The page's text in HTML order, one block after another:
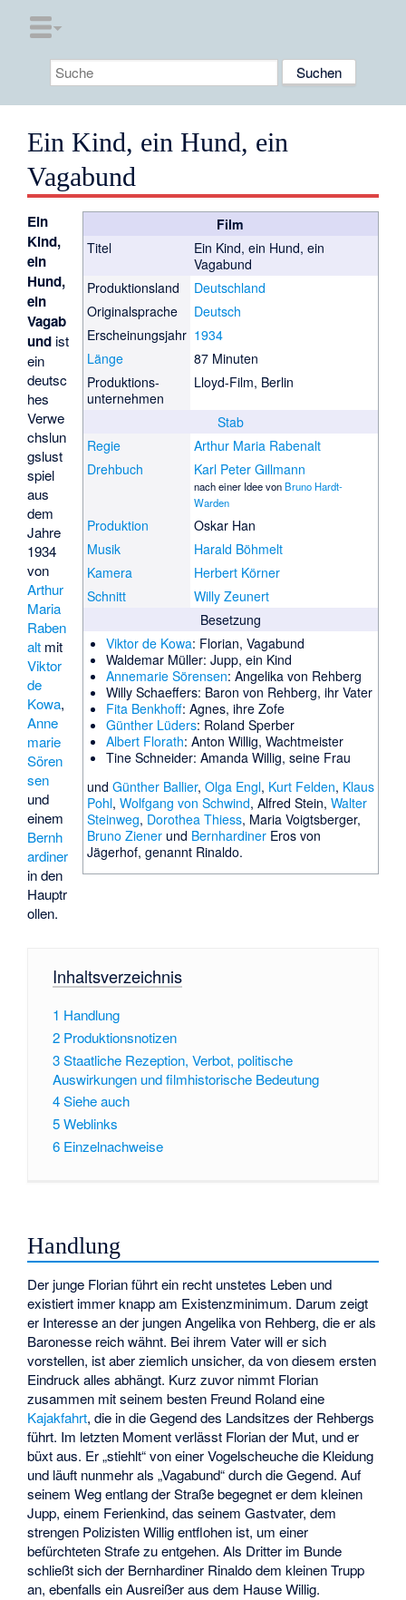
Ein Kind, ein Hund, ein
Vagabund
Film
Titel
Ein Kind, ein Hund, ein
Vagabund
Produktionsland
Deutschland
Originalsprache
Deutsch
Erscheinungsjahr 1934
Länge
87 Minuten
Produktions­
unternehmen
Lloyd-Film, Berlin
Stab
Regie
Arthur Maria Rabenalt
Drehbuch
Karl Peter Gillmann
nach einer Idee vonBruno Hardt-
Warden
Produktion
Oskar Han
Musik
Harald Böhmelt
Kamera
Herbert Körner
Schnitt
Willy Zeunert
Besetzung
Viktor de Kowa: Florian, Vagabund
Waldemar Müller: Jupp, ein Kind
Annemarie Sörensen: Angelika von Rehberg
Willy Schaeffers: Baron von Rehberg, ihr Vater
Fita Benkhoff: Agnes, ihre Zofe
Günther Lüders: Roland Sperber
Albert Florath: Anton Willig, Wachtmeister
Tine Schneider: Amanda Willig, seine Frau
und Günther Ballier, Olga Engl, Kurt Felden, Klaus
Pohl, Wolfgang von Schwind, Alfred Stein, Walter
Steinweg, Dorothea Thiess, Maria Voigtsberger,
Bruno Zienerund BernhardinerEros von
Jägerhof, genannt Rinaldo.
Ein
Kind,
ein
Hund,
ein
Vagab
und ist
ein
deutsc
hes
Verwe
chslun
gslust
spiel
aus
dem
Jahre
1934
von
Arthur
Maria
Raben
alt mit
Viktor
de
Kowa,
Anne
marie
Sören
sen
und
einem
Bernh
ardiner
in den
Hauptr
ollen.
Inhaltsverzeichnis
1 Handlung
2 Produktionsnotizen
3Staatliche Rezeption, Verbot, politische
Auswirkungen und filmhistorische Bedeutung
4Siehe auch
5Weblinks
6 Einzelnachweise
Handlung
Der junge Florian führt ein recht unstetes Leben und
existiert immer knapp am Existenzminimum. Darum zeigt
er Interesse an der jungen Angelika von Rehberg, die er als
Baronesse reich wähnt. Bei ihrem Vater will er sich
vorstellen, ist aber ziemlich unsicher, da von diesem ersten
Eindruck alles abhängt. Kurz zuvor nimmt Florian
zusammen mit seinem besten Freund Roland eine
Kajakfahrt, die in die Gegend des Landsitzes der Rehbergs
führt. Im letzten Moment verlässt Florian der Mut, und er
büxt aus. Er „stiehlt“ von einer Vogelscheuche die Kleidung
und läuft nunmehr als „Vagabund“ durch die Gegend. Auf
seinem Weg entlang der Straße begegnet er dem kleinen
Jupp, einem Ferienkind, das seinem Gastvater, dem
strengen Polizisten Willig entflohen ist, um einer
befürchteten Strafe zu entgehen. Als Dritter im Bunde
schließt sich der Bernhardiner Rinaldo dem kleinen Trupp
an, ebenfalls ein Ausreißer aus dem Hause Willig.